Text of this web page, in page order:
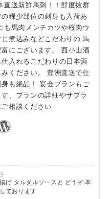
直送新鮮馬刺！！鮮度抜群
稀少部位の刺身も入荷あ
も馬肉メンチカツや桜肉ウ
煮込みなどこだわりの 馬
にございます。 西小山酒
入れるこだわりの日本酒
ください。 豊洲直送で仕
身も絶品！ 宴会プランもご
、プランの詳細やサプラ
相談ください
げ タルタルソースと どうぞ 本
ております